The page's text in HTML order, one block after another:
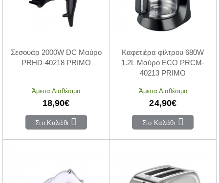
Σεσουάρ 2000W DC Μαύρο
PRHD-40218 PRIMO
Άμεσα Διαθέσιμο
18,90€
Στο Καλάθι
Καφετιέρα φίλτρου 680W
1.2L Μαύρο ECO PRCM-
40213 PRIMO
Άμεσα Διαθέσιμο
24,90€
Στο Καλάθι